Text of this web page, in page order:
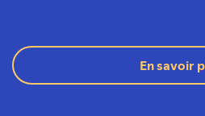
En savoir